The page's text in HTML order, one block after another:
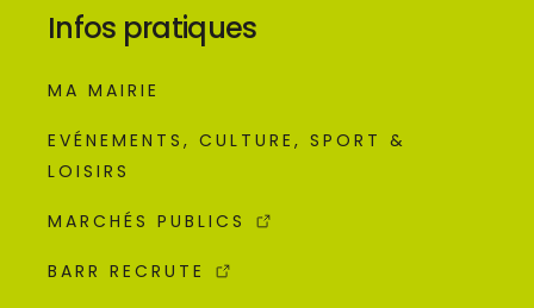
Infos pratiques
MA MAIRIE
EVÉNEMENTS, CULTURE, SPORT &
LOISIRS
MARCHÉS PUBLICS
BARR RECRUTE